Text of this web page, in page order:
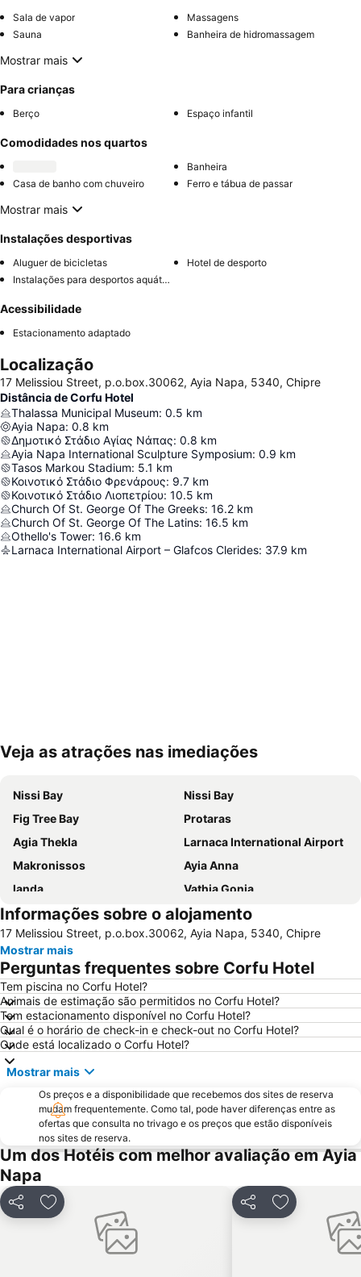
Sala de vapor
Massagens
Sauna
Banheira de hidromassagem
Mostrar mais
Para crianças
Berço Espaço infantil
Comodidades nos quartos
Banheira
Casa de banho com chuveiro
Ferro e tábua de passar
Mostrar mais
Instalações desportivas
Aluguer de bicicletas
Hotel de desporto
Instalações para desportos aquáticos
Acessibilidade
Estacionamento adaptado
Localização
17 Melissiou Street, p.o.box.30062, Ayia Napa, 5340, Chipre
Distância de Corfu Hotel
Thalassa Municipal Museum: 0.5 km
Ayia Napa: 0.8 km
Δημοτικό Στάδιο Αγίας Νάπας: 0.8 km
Ayia Napa International Sculpture Symposium: 0.9 km
Tasos Markou Stadium: 5.1 km
Κοινοτικό Στάδιο Φρενάρους: 9.7 km
Κοινοτικό Στάδιο Λιοπετρίου: 10.5 km
Church Of St. George Of The Greeks: 16.2 km
Church Of St. George Of The Latins: 16.5 km
Othello's Tower: 16.6 km
Larnaca International Airport – Glafcos Clerides: 37.9 km
Ampliar mapa
Veja as atrações nas imediações
Nissi Bay
Nissi Bay
Fig Tree Bay
Protaras
Agia Thekla
Larnaca International Airport
Makronissos
Ayia Anna
landa
Vathia Gonia
Konnos Bay
Pernera P
Ercan International Airport
Informações sobre o alojamento
17 Melissiou Street, p.o.box.30062, Ayia Napa, 5340, Chipre
Mostrar mais
Perguntas frequentes sobre Corfu Hotel
Tem piscina no Corfu Hotel?
Animais de estimação são permitidos no Corfu Hotel?
Tem estacionamento disponível no Corfu Hotel?
Qual é o horário de check-in e check-out no Corfu Hotel?
Onde está localizado o Corfu Hotel?
Mostrar mais
Os preços e a disponibilidade que recebemos dos sites de reserva
mudam frequentemente. Como tal, pode haver diferenças entre as
ofertas que consulta no trivago e os preços que estão disponíveis
nos sites de reserva.
Um dos Hotéis com melhor avaliação em Ayia
Napa
PartilharAdicionar aos favoritos PartilharAdicionar